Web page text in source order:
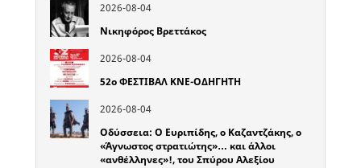
2026-08-04
Νικηφόρος Βρεττάκος
2026-08-04
52o ΦΕΣΤΙΒΑΛ ΚΝΕ-ΟΔΗΓΗΤΗ
2026-08-04
Οδύσσεια: Ο Ευριπίδης, ο Καζαντζάκης, ο
«Άγνωστος στρατιώτης»… και άλλοι
«ανθέλληνες»!, του Σπύρου Αλεξίου